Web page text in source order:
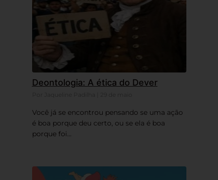
Deontologia: A ética do Dever
Você já se encontrou pensando se uma ação
é boa porque deu certo, ou se ela é boa
porque foi...